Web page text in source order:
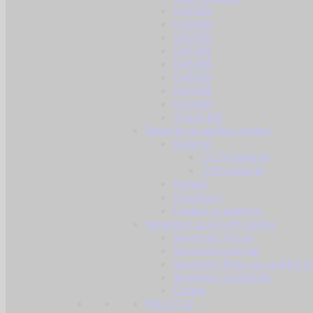
0.36 BB
0.40 BB
0.43 BB
0.45 BB
0.46 BB
0.48 BB
0.49 BB
0.50 BB
Tracer BB
Baterije za replike i dodaci
Baterije
11.1V baterije
7.4V baterije
Punjači
Konektori
Dodaci za baterije
Spremnici za airsoft replike
Spremnici Hi cap
Spremnici mid cap
Spremnici Real cap za AEG i
Spremnici za pištolje
Ostalo
Plin i CO2